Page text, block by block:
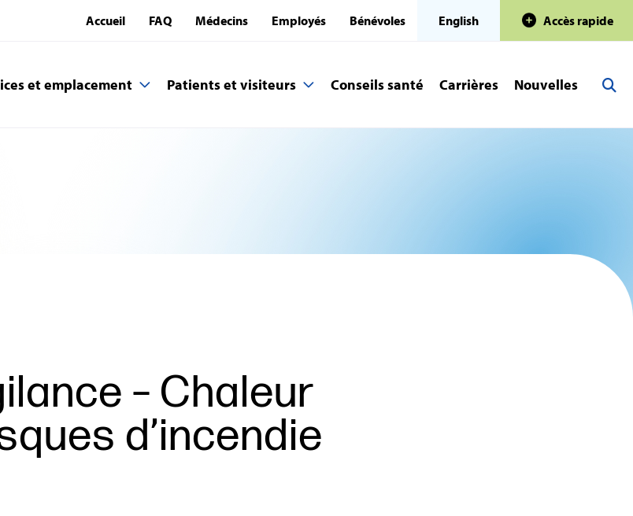
Accueil FAQ Médecins Employés Bénévoles English Accès rapide
et emplacement Patients et visiteurs Conseils santé Carrières Nouvelles
– Chaleur
d’incendie